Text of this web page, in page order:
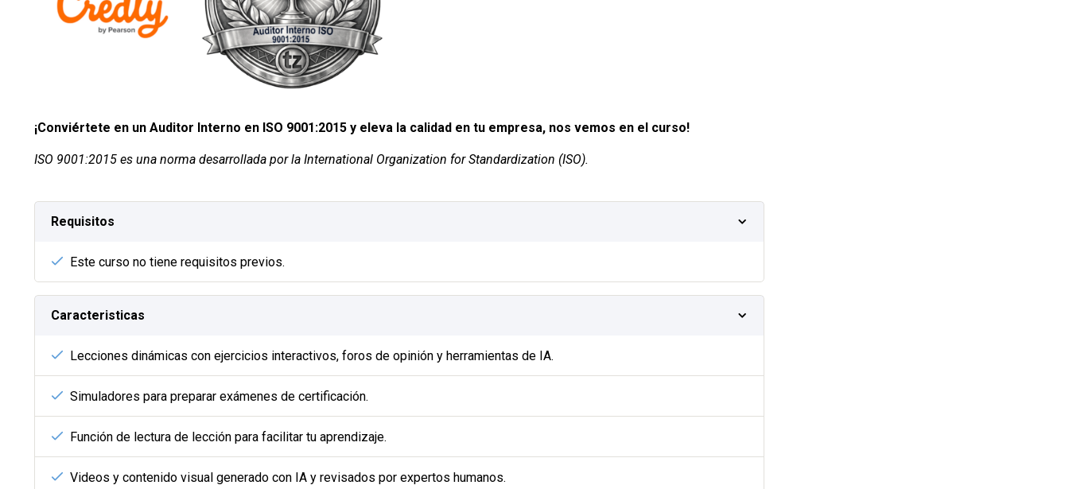
¡Conviértete en un Auditor Interno en ISO 9001:2015 y eleva la calidad en tu empresa, nos vemos en el curso!
ISO 9001:2015 es una norma desarrollada por la International Organization for Standardization (ISO).
Requisitos
Este curso no tiene requisitos previos.
Caracteristicas
Lecciones dinámicas con ejercicios interactivos, foros de opinión y herramientas de IA.
Simuladores para preparar exámenes de certificación.
Función de lectura de lección para facilitar tu aprendizaje.
Videos y contenido visual generado con IA y revisados por expertos humanos.